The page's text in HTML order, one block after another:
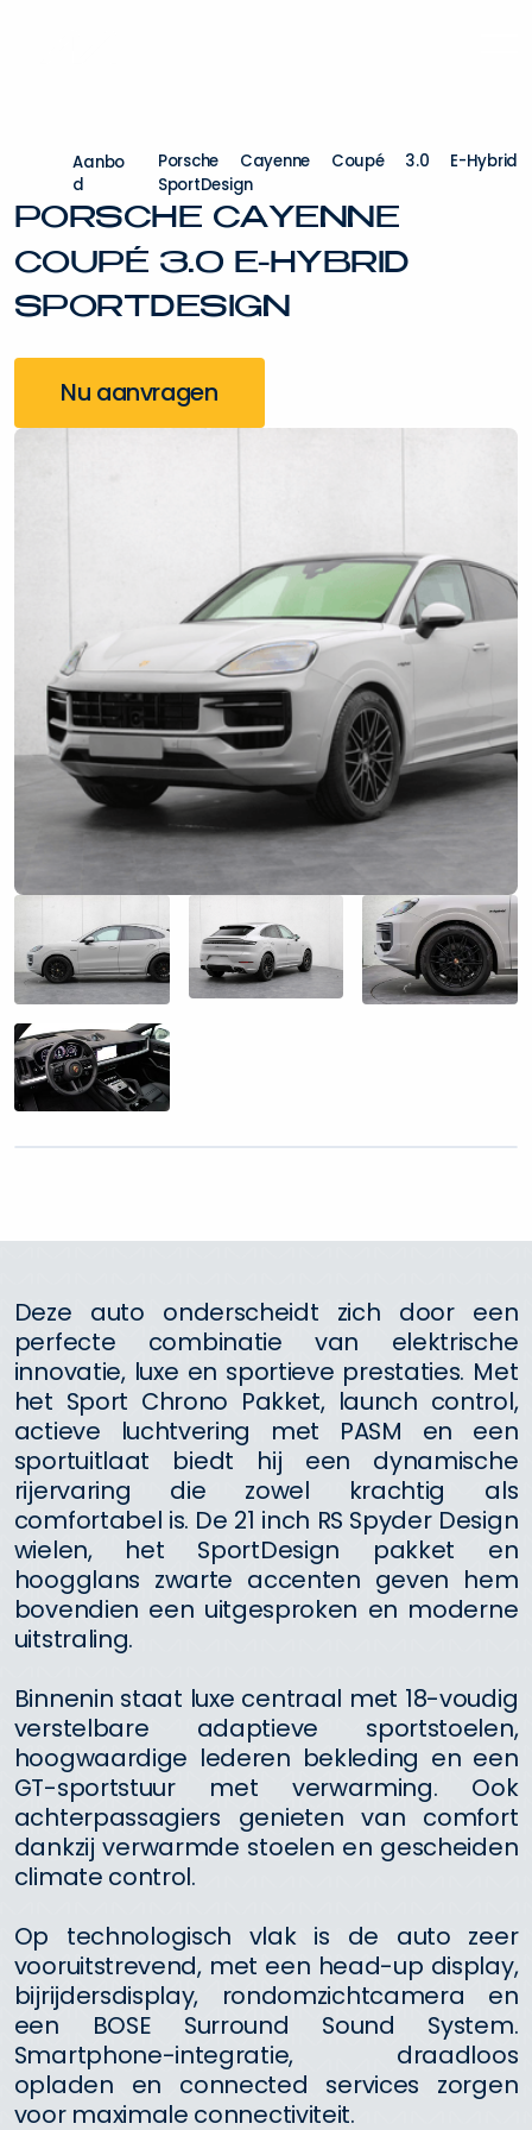
Aanbo
d
Porsche Cayenne Coupé 3.0 E-Hybrid
SportDesign
PORSCH E CAYENN E
COUPÉ 3.0 E-HY BR D
SPORTDES GN
Nu aanvragen
Deze auto onderscheidt zich door een
perfecte combinatie van elektrische
innovatie, luxe en sportieve prestaties. Met
het Sport Chrono Pakket, launch control,
actieve luchtvering met PASM en een
sportuitlaat biedt hij een dynamische
rijervaring die zowel krachtig als
comfortabel is. De 21 inch RS Spyder Design
wielen, het SportDesign pakket en
hoogglans zwarte accenten geven hem
bovendien een uitgesproken en moderne
uitstraling.
Binnenin staat luxe centraal met 18-voudig
verstelbare adaptieve sportstoelen,
hoogwaardige lederen bekleding en een
GT-sportstuur met verwarming. Ook
achterpassagiers genieten van comfort
dankzij verwarmde stoelen en gescheiden
climate control.
Op technologisch vlak is de auto zeer
vooruitstrevend, met een head-up display,
bijrijdersdisplay, rondomzichtcamera en
een BOSE Surround Sound System.
Smartphone-integratie, draadloos
opladen en connected services zorgen
voor maximale connectiviteit.